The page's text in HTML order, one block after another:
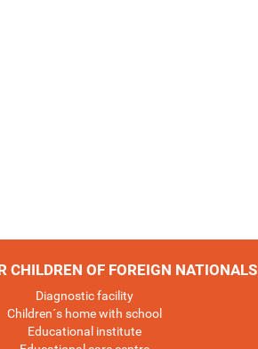
CHILDREN OF FOREIGN NATIONALS
Diagnostic facility
Children´s home with school
Educational institute